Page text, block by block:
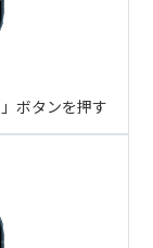
ボタンを押す